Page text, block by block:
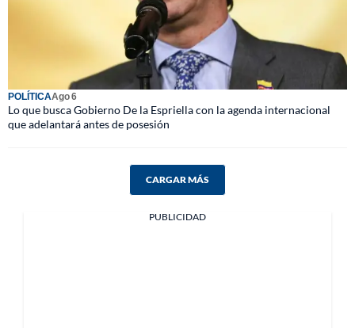
POLÍTICAAgo 6
Lo que busca Gobierno De la Espriella con la agenda internacional
que adelantará antes de posesión
CARGAR MÁS
PUBLICIDAD